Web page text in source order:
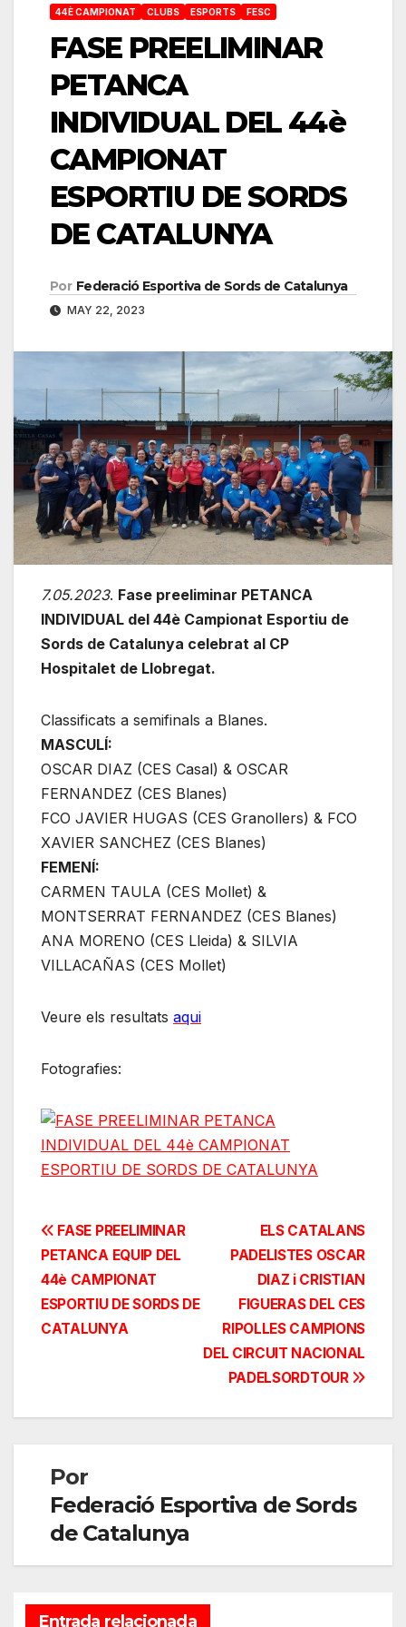
44È CAMPIONAT CLUBS ESPORTS FESC
FASE PREELIMINAR
PETANCA
INDIVIDUAL DEL 44è
CAMPIONAT
ESPORTIU DE SORDS
DE CATALUNYA
Por Federació Esportiva de Sords de Catalunya
MAY 22, 2023
7.05.2023. Fase preeliminar PETANCA
INDIVIDUAL del 44è Campionat Esportiu de
Sords de Catalunya celebrat al CP
Hospitalet de Llobregat.
Classificats a semifinals a Blanes.
MASCULÍ:
OSCAR DIAZ (CES Casal) & OSCAR
FERNANDEZ (CES Blanes)
FCO JAVIER HUGAS (CES Granollers) & FCO
XAVIER SANCHEZ (CES Blanes)
FEMENÍ:
CARMEN TAULA (CES Mollet) &
MONTSERRAT FERNANDEZ (CES Blanes)
ANA MORENO (CES Lleida) & SILVIA
VILLACAÑAS (CES Mollet)
Veure els resultats aqui
Fotografies:
Navegación
de
entradas
ELS CATALANS
PADELISTES OSCAR
DIAZ i CRISTIAN
FIGUERAS DEL CES
RIPOLLES CAMPIONS
DEL CIRCUIT NACIONAL
PADELSORDTOUR
FASE PREELIMINAR
PETANCA EQUIP DEL
44è CAMPIONAT
ESPORTIU DE SORDS DE
CATALUNYA
Por
Federació Esportiva de Sords
de Catalunya
Entrada relacionada